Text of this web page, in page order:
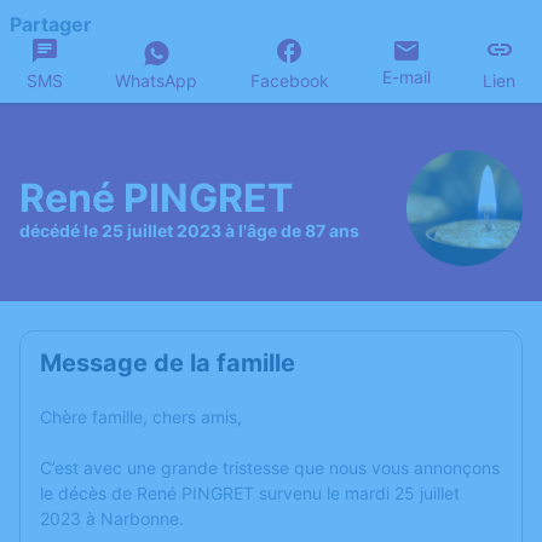
Partager
SMS WhatsApp Facebook E-mail Lien
René PINGRET
décédé le 25 juillet 2023 à l'âge de 87 ans
Message de la famille
Chère famille, chers amis,
C’est avec une grande tristesse que nous vous annonçons
le décès de René PINGRET survenu le mardi 25 juillet
2023 à Narbonne.